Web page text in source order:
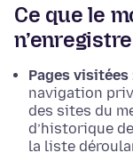
Ce que le
Pages visitées
navigation
des sites du
d’historique
la liste